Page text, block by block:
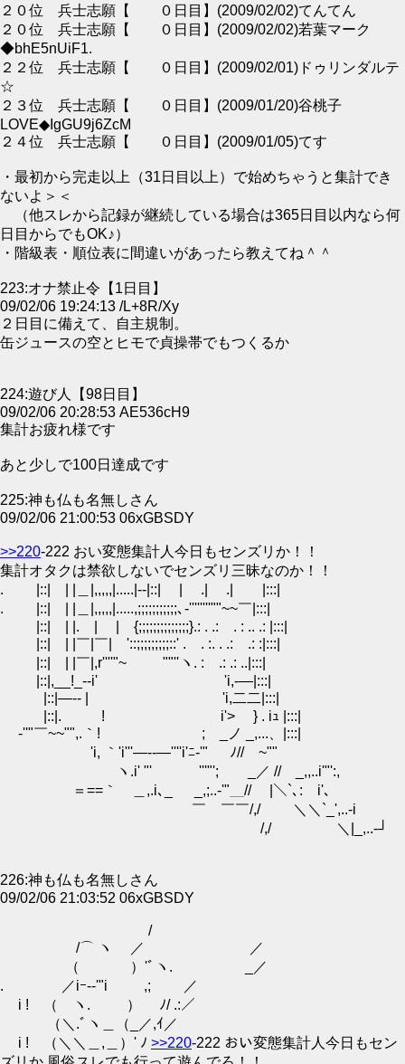
２０位 兵士志願【 ０日目】(2009/02/02)てんてん
２０位 兵士志願【 ０日目】(2009/02/02)若葉マーク
◆bhE5nUiF1.
２２位 兵士志願【 ０日目】(2009/02/01)ドゥリンダルテ
☆
２３位 兵士志願【 ０日目】(2009/01/20)谷桃子
LOVE◆IgGU9j6ZcM
２４位 兵士志願【 ０日目】(2009/01/05)てす
・最初から完走以上（31日目以上）で始めちゃうと集計でき
ないよ＞＜
（他スレから記録が継続している場合は365日目以内なら何
日目からでもOK♪）
・階級表・順位表に間違いがあったら教えてね＾＾
223:オナ禁止令【1日目】
09/02/06 19:24:13 /L+8R/Xy
２日目に備えて、自主規制。
缶ジュースの空とヒモで貞操帯でもつくるか
224:遊び人【98日目】
09/02/06 20:28:53 AE536cH9
集計お疲れ様です
あと少しで100日達成です
225:神も仏も名無しさん
09/02/06 21:00:53 06xGBSDY
>>220-222 おい変態集計人今日もセンズリか！！
集計オタクは禁欲しないでセンズリ三昧なのか！！
. |::| | |＿|,,,,,|.....|--|::| | .| .| |:::|
. |::| | |＿|,,,,,|.....,;;;;;;;;;;;､‐''''''''""~~￣|:::|
|::| | |. | | {;;;;;;;;;;;;;;}.: . .: . : .. .: |:::|
|::| | |￣|￣| '::;;;;;;;;;::' . . :. . .: .: :|:::|
|::| | |￣|,r''''"~ ""''ヽ. : .: .: ..|:::|
|::|,__!_--i' 'i,-―|:::|
|::|―-- | 'i,二二|:::|
|::|. ! i'> } . iｭ |:::|
-''"￣~~"",.｀! ; _ノ _,...、|:::|
'i, ｀'i'''―--―''''i'ﾆ-'" ﾉ//￣~""
ヽ.i' "' '''"'; _／ // _,,..i'"':,
＝==｀ゝ＿,.i､_ _,;..-'"＿// |＼`､: i'､
￣ ￣￣/,/ ＼＼`_',..-i
/,/ ＼|_,..-┘
226:神も仏も名無しさん
09/02/06 21:03:52 06xGBSDY
/
/⌒ ヽ ／ ／
（ ）'ﾞヽ. _／
. ／iｰ-‐'"i ,; ／
i ! （ ヽ. ） ﾉ/ .:／
（＼.ﾞヽ＿（_／,ｲ／
i ! （＼＼＿,＿）' ﾉ >>220-222 おい変態集計人今日もセン